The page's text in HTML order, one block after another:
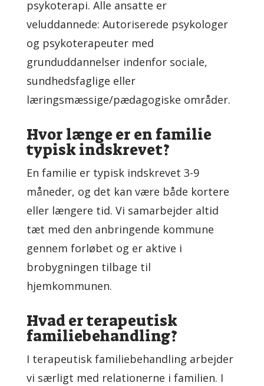
psykoterapi. Alle ansatte er
veluddannede: Autoriserede psykologer
og psykoterapeuter med
grunduddannelser indenfor sociale,
sundhedsfaglige eller
læringsmæssige/pædagogiske områder.
Hvor længe er en familie
typisk indskrevet?
En familie er typisk indskrevet 3-9
måneder, og det kan være både kortere
eller længere tid. Vi samarbejder altid
tæt med den anbringende kommune
gennem forløbet og er aktive i
brobygningen tilbage til
hjemkommunen.
Hvad er terapeutisk
familiebehandling?
I terapeutisk familiebehandling arbejder
vi særligt med relationerne i familien. I